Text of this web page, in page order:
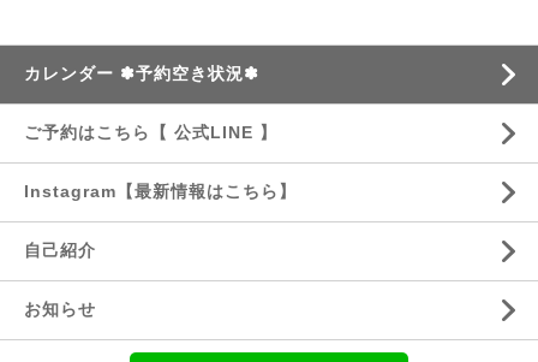
カレンダー ✽予約空き状況✽
ご予約はこちら【 公式LINE 】
Instagram【最新情報はこちら】
自己紹介
お知らせ